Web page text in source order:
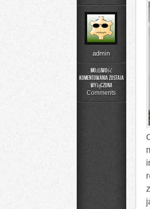
admin
Możliwość
komentowania
Zapachowe
Inspiracje
została
wyłączona
Comments